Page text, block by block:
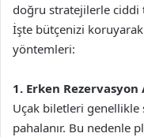
doğru stratejilerle ciddi
İşte bütçenizi
yöntemleri:
1. Erken Rezervasyon
Uçak biletleri genellikle
pahalanır. Bu nedenle